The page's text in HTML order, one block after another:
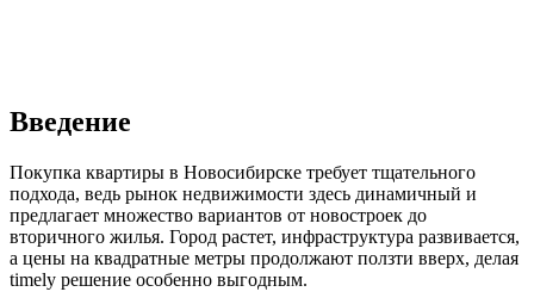
Введение
Покупка квартиры в Новосибирске требует тщательного
подхода, ведь рынок недвижимости здесь динамичный и
предлагает множество вариантов от новостроек до
вторичного жилья. Город растет, инфраструктура развивается,
а цены на квадратные метры продолжают ползти вверх, делая
timely решение особенно выгодным.